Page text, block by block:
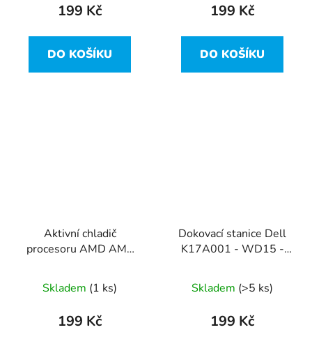
199 Kč
DO KOŠÍKU
199 Kč
DO KOŠÍKU
Aktivní chladič
procesoru AMD AM4
712-000071REVB
Skladem (1 ks)
199 Kč
Dokovací stanice Dell
K17A001 - WD15 -
Skladem (>5 ks)
199 Kč